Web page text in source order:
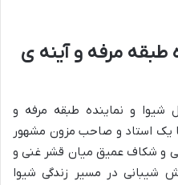
طبقه مرفه و آینه ی
شیوا و نماینده طبقه مرفه و
یک استاد و صاحب مزون مشهور
و شکاف عمیق میان قشر غنی و
شیبانی در مسیر زندگی شیوا